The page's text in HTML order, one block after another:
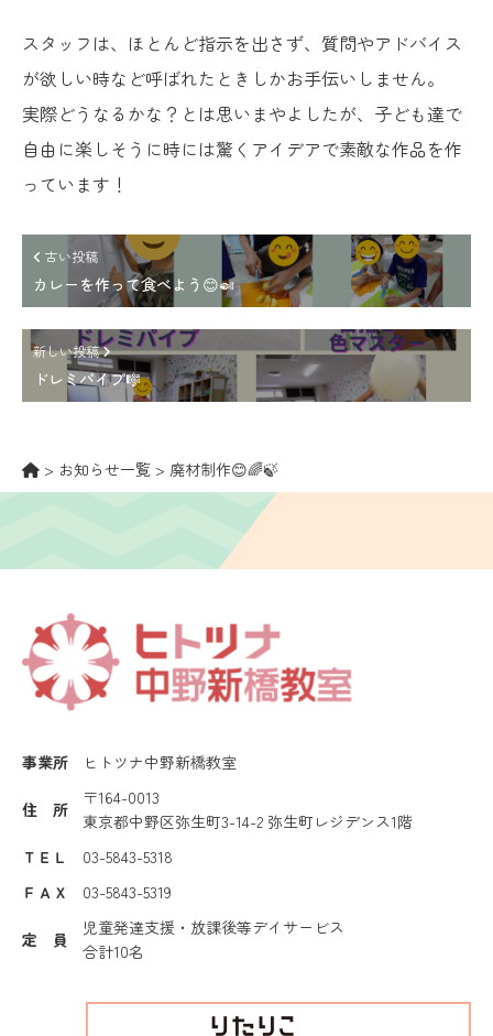
スタッフは、ほとんど指示を出さず、質問やアドバイス
が欲しい時など呼ばれたときしかお手伝いしません。
実際どうなるかな？とは思いまやよしたが、子ども達で
自由に楽しそうに時には驚くアイデアで素敵な作品を作
っています！
古い投稿
カレーを作って食べよう😊🍛
新しい投稿
ドレミパイプ🎼
> お知らせ一覧 > 廃材制作😊🌈🍃
事業所 ヒトツナ中野新橋教室
住 所
〒164-0013
東京都中野区弥生町3-14-2 弥生町レジデンス1階
ＴＥＬ
03-5843-5318
ＦＡＸ
03-5843-5319
定 員
児童発達支援・放課後等デイサービス
合計10名